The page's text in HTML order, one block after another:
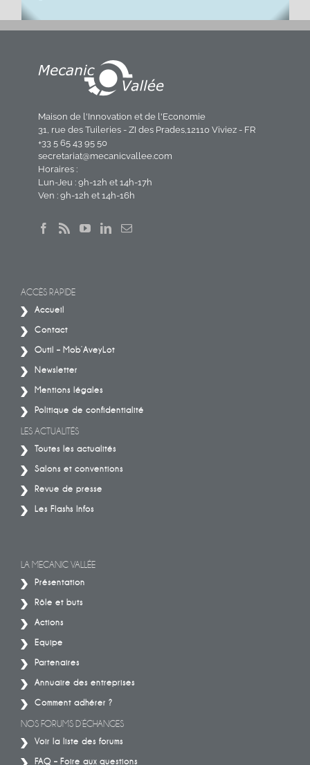
Maison de l'Innovation et de l'Economie
31, rue des Tuileries - ZI des Prades,12110 Viviez - FR
+33 5 65 43 95 50
secretariat@mecanicvallee.com
Horaires :
Lun-Jeu : 9h-12h et 14h-17h
Ven : 9h-12h et 14h-16h
ACCÈS RAPIDE
Accueil
Contact
Outil – Mob’AveyLot
Newsletter
Mentions légales
Politique de confidentialité
LES ACTUALITÉS
Toutes les actualités
Salons et conventions
Revue de presse
Les Flashs Infos
LA MECANIC VALLÉE
Présentation
Rôle et buts
Actions
Equipe
Partenaires
Annuaire des entreprises
Comment adhérer ?
NOS FORUMS D’ÉCHANGES
Voir la liste des forums
FAQ – Foire aux questions